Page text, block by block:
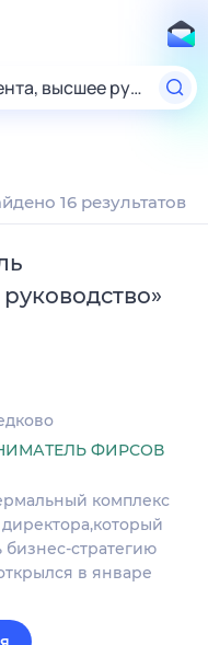
высшее
16 результатов
»
ФИРСОВ
комплекс
бизнес-стратегию
в январе